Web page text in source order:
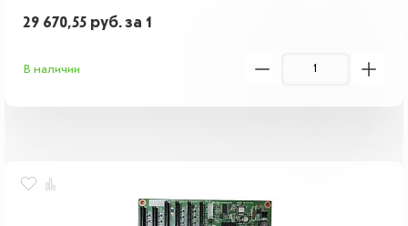
29 670,55 руб.за 1
В наличии